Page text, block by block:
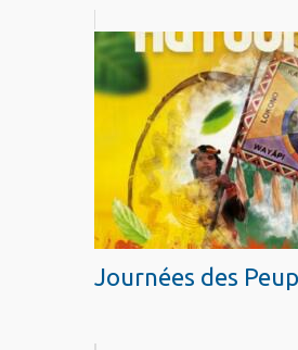
Journées des